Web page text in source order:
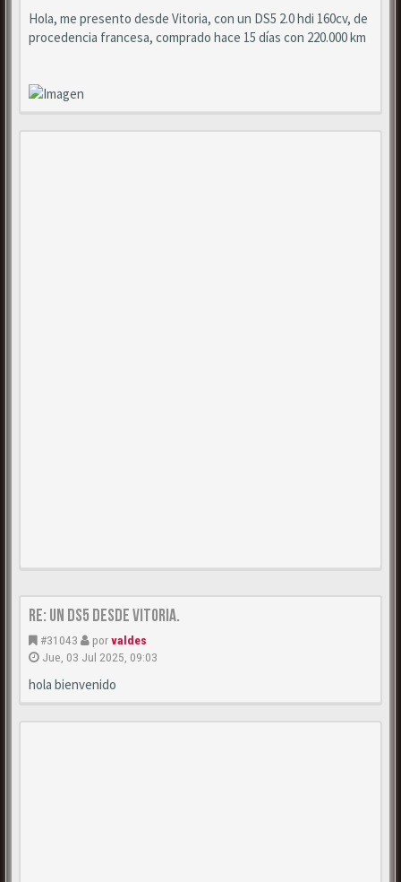
Hola, me presento desde Vitoria, con un DS5 2.0 hdi 160cv, de
procedencia francesa, comprado hace 15 días con 220.000 km
Re: Un DS5 desde Vitoria.
#31043 porvaldes
Jue, 03 Jul 2025, 09:03
hola bienvenido